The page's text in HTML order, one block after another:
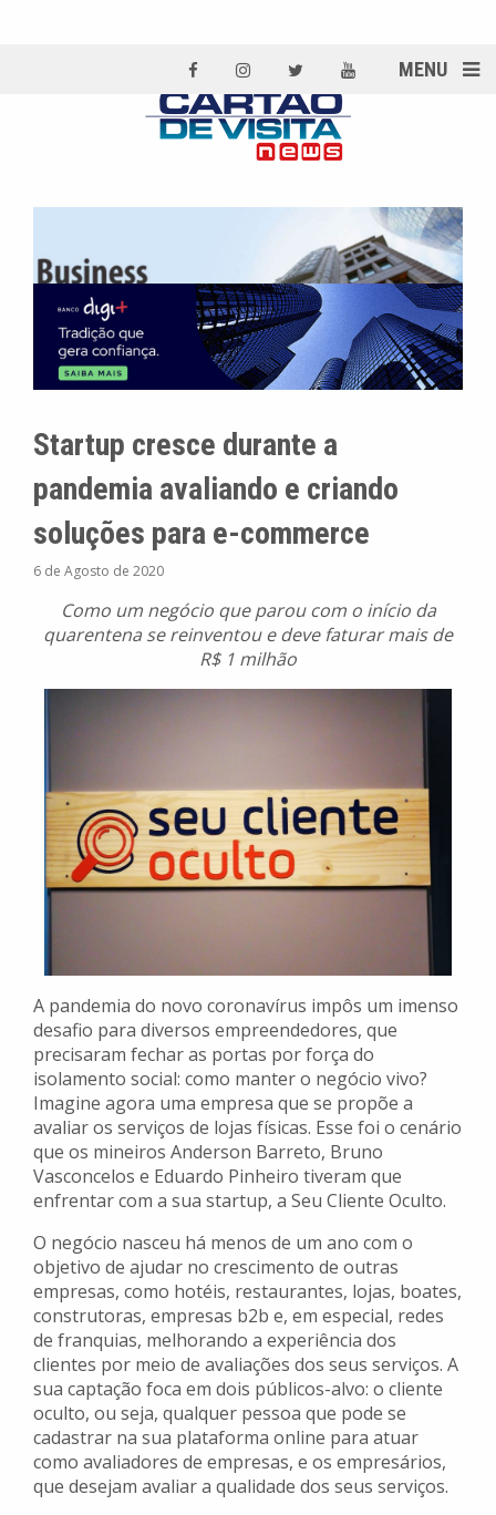
MENU
Startup cresce durante a
pandemia avaliando e criando
soluções para e-commerce
6 de Agosto de 2020
Como um negócio que parou com o início da
quarentena se reinventou e deve faturar mais de
R$ 1 milhão
A pandemia do novo coronavírus impôs um imenso
desafio para diversos empreendedores, que
precisaram fechar as portas por força do
isolamento social: como manter o negócio vivo?
Imagine agora uma empresa que se propõe a
avaliar os serviços de lojas físicas. Esse foi o cenário
que os mineiros Anderson Barreto, Bruno
Vasconcelos e Eduardo Pinheiro tiveram que
enfrentar com a sua startup, a Seu Cliente Oculto.
O negócio nasceu há menos de um ano com o
objetivo de ajudar no crescimento de outras
empresas, como hotéis, restaurantes, lojas, boates,
construtoras, empresas b2b e, em especial, redes
de franquias, melhorando a experiência dos
clientes por meio de avaliações dos seus serviços. A
sua captação foca em dois públicos-alvo: o cliente
oculto, ou seja, qualquer pessoa que pode se
cadastrar na sua plataforma online para atuar
como avaliadores de empresas, e os empresários,
que desejam avaliar a qualidade dos seus serviços.